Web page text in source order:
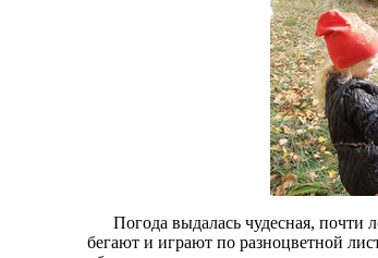
Погода выдалась чудесная, почти
бегают и играют по разноцветной